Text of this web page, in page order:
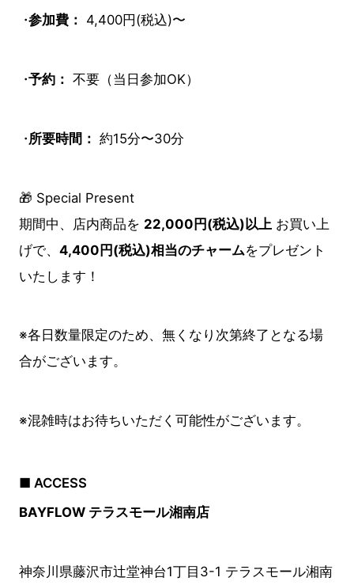
参加費： 4,400円(税込)〜
予約： 不要（当日参加OK）
所要時間： 約15分〜30分
🎁 Special Present
期間中、店内商品を 22,000円(税込)以上 お買い上
げで、 4,400円(税込)相当のチャームをプレゼント
いたします！
※各日数量限定のため、無くなり次第終了となる場
合がございます。
※混雑時はお待ちいただく可能性がございます。
■ ACCESS
BAYFLOW テラスモール湘南店
神奈川県藤沢市辻堂神台1丁目3-1 テラスモール湘南